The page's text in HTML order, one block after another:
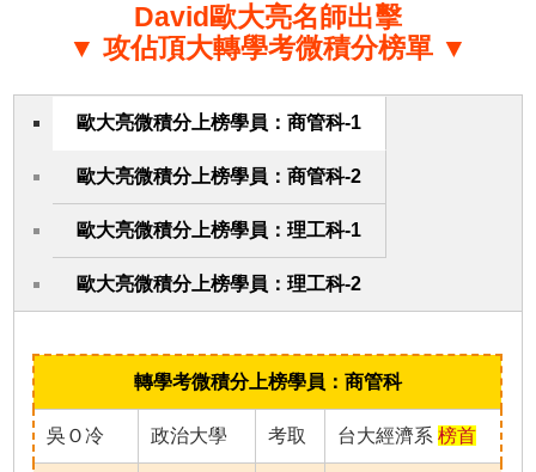
David歐大亮名師出擊
▼ 攻佔頂大轉學考微積分榜單 ▼
歐大亮微積分上榜學員：商管科-1
歐大亮微積分上榜學員：商管科-2
歐大亮微積分上榜學員：理工科-1
歐大亮微積分上榜學員：理工科-2
轉學考微積分上榜學員：商管科
吳Ｏ冷 政治大學 考取 台大經濟系榜首